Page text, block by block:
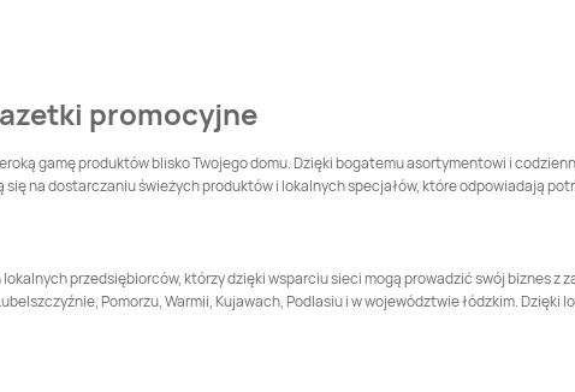
promocyjne
gamę produktów blisko Twojego domu. Dzięki bogatemu asortymentowi i
na dostarczaniu świeżych produktów i lokalnych specjałów, które odpowiadają
przedsiębiorców, którzy dzięki wsparciu sieci mogą prowadzić swój biznes
Pomorzu, Warmii, Kujawach, Podlasiu i w województwie łódzkim.